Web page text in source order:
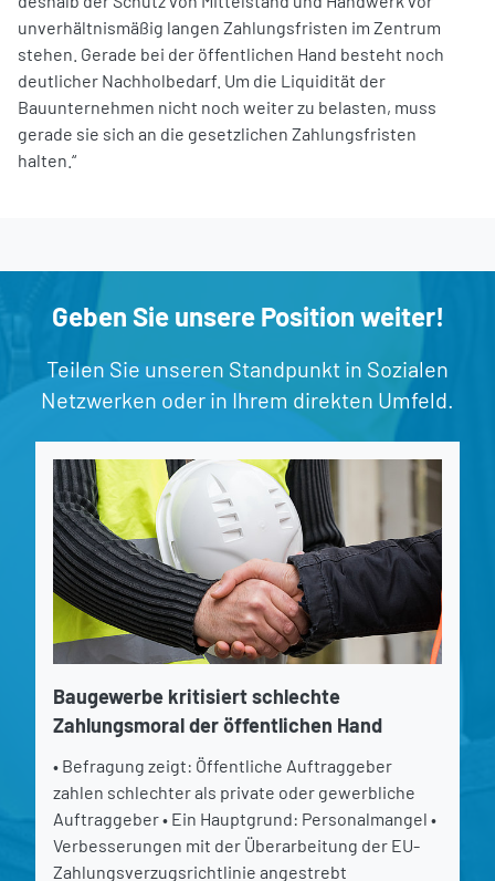
unverhältnismäßig langen Zahlungsfristen im Zentrum
stehen. Gerade bei der öffentlichen Hand besteht noch
deutlicher Nachholbedarf. Um die Liquidität der
Bauunternehmen nicht noch weiter zu belasten, muss
gerade sie sich an die gesetzlichen Zahlungsfristen
halten.“
Geben Sie unsere Position weiter!
Teilen Sie unseren Standpunkt in Sozialen
Netzwerken oder in Ihrem direkten Umfeld.
Baugewerbe kritisiert schlechte
Zahlungsmoral der öffentlichen Hand
• Befragung zeigt: Öffentliche Auftraggeber
zahlen schlechter als private oder gewerbliche
Auftraggeber • Ein Hauptgrund: Personalmangel •
Verbesserungen mit der Überarbeitung der EU-
Zahlungsverzugsrichtlinie angestrebt